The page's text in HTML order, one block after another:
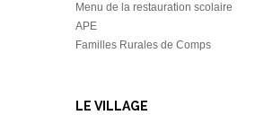
Menu de la restauration scolaire
APE
Familles Rurales de Comps
LE VILLAGE